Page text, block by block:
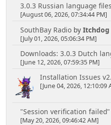
3.0.3 Russian language files
[August 06, 2026, 07:34:44 PM]
SouthBay Radioby Itchdog
[July 01, 2026, 05:06:34 PM]
Downloads: 3.0.3 Dutch
[June 12, 2026, 07:59:35 PM]
Installation Issues
[June 04, 2026, 12:10:09
"Session verification
[May 20, 2026, 09:46:42 AM]